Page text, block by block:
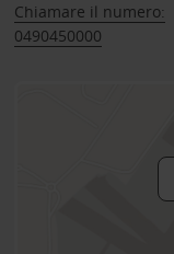
Chiamare il numero:
0490450000